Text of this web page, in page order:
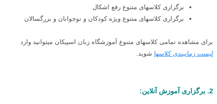
برگزاری کلاسهای متنوع رفع اشکال
برگزاری کلاسهای متنوع ویژه کودکان و نوجوانان و بزرگسالان
برای مشاهده تمامی کلاسهای متنوع آموزشگاه زبان اسپیکان میتوانید وارد
لیست زمانبندی کلاسها شوید.
2. برگزاری آموزش آنلاین: